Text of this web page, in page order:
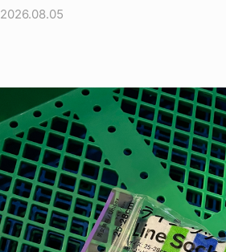
2026.08.05